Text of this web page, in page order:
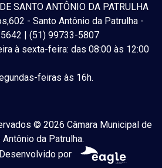
SANTO ANTÔNIO DA PATRULHA
- Santo Antônio da Patrulha -
| (51) 99733-5807
à sexta-feira: das 08:00 às 12:00
feiras às 16h.
© 2026 Câmara Municipal de
Antônio da Patrulha.
por